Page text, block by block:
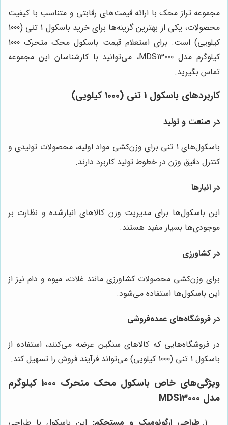
مجموعه تراز محک با ارائه قیمت‌های رقابتی و متناسب با کیفیت
محصولات، یکی از بهترین گزینه‌ها برای خرید باسکول 1 تنی (1000
کیلویی) است. برای استعلام قیمت باسکول محک متحرک 1000
کیلوگرم مدل MDS13000، می‌توانید با کارشناسان این مجموعه
تماس بگیرید.
کاربردهای باسکول 1 تنی (1000 کیلویی)
در صنعت و تولید
باسکول‌های 1 تنی برای وزن‌کشی مواد اولیه، محصولات تولیدی و
کنترل دقیق وزن در خطوط تولید کاربرد دارند.
در انبارها
این باسکول‌ها برای مدیریت وزن کالاهای انبارشده و نظارت بر
موجودی‌ها بسیار مفید هستند.
در کشاورزی
برای وزن‌کشی محصولات کشاورزی مانند غلات، میوه و دام نیز از
این باسکول‌ها استفاده می‌شود.
در فروشگاه‌های عمده‌فروشی
در فروشگاه‌هایی که کالاهای سنگین عرضه می‌کنند، استفاده از
باسکول 1 تنی (1000 کیلویی) می‌تواند فرآیند فروش را تسهیل کند.
ویژگی‌های خاص باسکول محک متحرک 1000 کیلوگرم
مدل MDS13000